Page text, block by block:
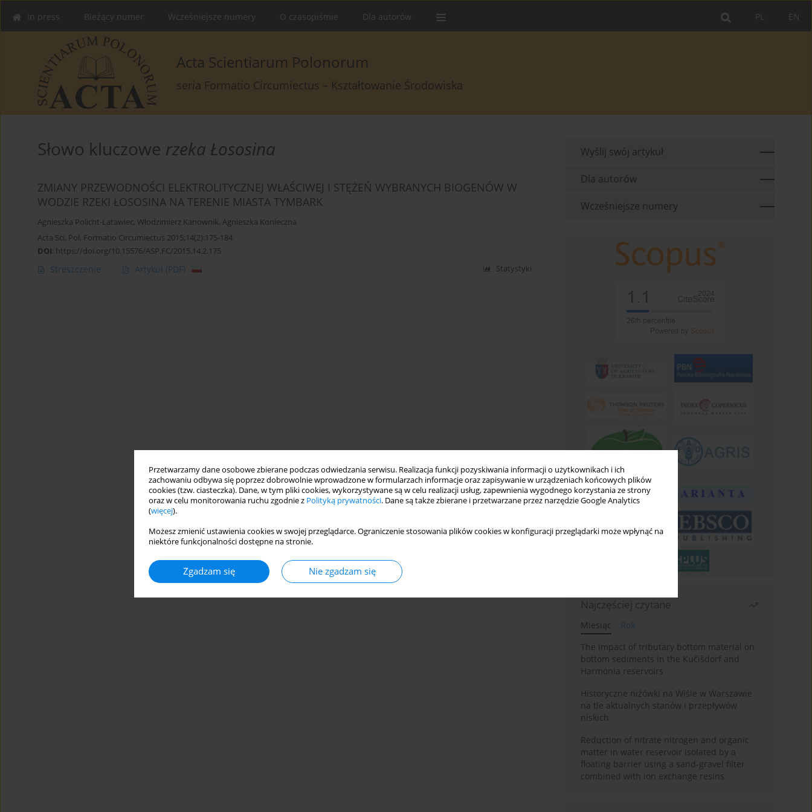
Przetwarzamy dane osobowe zbierane podczas odwiedzania serwisu. Realizacja funkcji pozyskiwania informacji o użytkownikach i ich
zachowaniu odbywa się poprzez dobrowolnie wprowadzone w formularzach informacje oraz zapisywanie w urządzeniach końcowych plików
cookies (tzw. ciasteczka). Dane, w tym pliki cookies, wykorzystywane są w celu realizacji usług, zapewnienia wygodnego korzystania ze strony
oraz w celu monitorowania ruchu zgodnie z Polityką prywatności. Dane są także zbierane i przetwarzane przez narzędzie Google Analytics
(więcej).
Możesz zmienić ustawienia cookies w swojej przeglądarce. Ograniczenie stosowania plików cookies w konfiguracji przeglądarki może wpłynąć na
niektóre funkcjonalności dostępne na stronie.
Zgadzam się Nie zgadzam się
EN
PL
In press Bieżący numer Wcześniejsze numery O czasopiśmie Dla autorów
Acta Scientiarum Polonorum
seria Formatio Circumiectus – Kształtowanie Środowiska
Słowo kluczowe rzeka Łososina
ZMIANY PRZEWODNOŚCI ELEKTROLITYCZNEJ WŁAŚCIWEJ I STĘŻEŃ WYBRANYCH BIOGENÓW W
WODZIE RZEKI ŁOSOSINA NA TERENIE MIASTA TYMBARK
Agnieszka Policht-Latawiec, Włodzimierz Kanownik, Agnieszka Konieczna
Acta Sci. Pol. Formatio Circumiectus 2015;14(2):175-184
DOI: https://doi.org/10.15576/ASP.FC/2015.14.2.175
Streszczenie Artykuł (PDF) Statystyki
Wyślij swój artykuł
Dla autorów
Wcześniejsze numery
Najczęściej czytane
Miesiąc
Rok
The impact of tributary bottom material on
bottom sediments in the Kučišdorf and
Harmónia reservoirs
Historyczne niżówki na Wiśle w Warszawie
na tle aktualnych stanów i przepływów
niskich
Reduction of nitrate nitrogen and organic
matter in water reservoir isolated by a
floating barrier using a sand-gravel filter
combined with ion exchange resins